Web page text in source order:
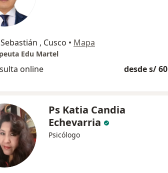
, Cusco • Mapa
Edu Martel
online desde s/ 60
Ps Katia Candia
Echevarria
Psicólogo